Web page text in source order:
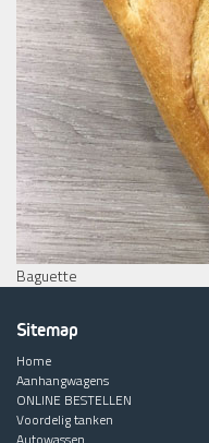
Baguette
Sitemap
Home
Aanhangwagens
ONLINE BESTELLEN
Voordelig tanken